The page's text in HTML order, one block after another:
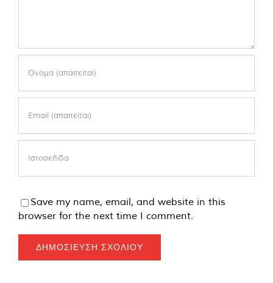
Save my name, email, and website in this
browser for the next time I comment.